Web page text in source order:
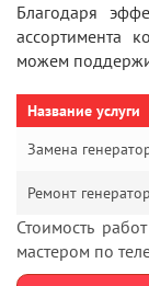
Благодаря
ассортимента
можем
Название услуги
Замена
Ремонт
Стоимость
мастером по